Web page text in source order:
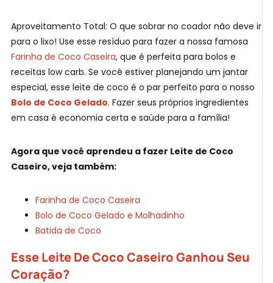
Aproveitamento Total: O que sobrar no coador não deve ir
para o lixo! Use esse resíduo para fazer a nossa famosa
Farinha de Coco Caseira, que é perfeita para bolos e
receitas low carb. Se você estiver planejando um jantar
especial, esse leite de coco é o par perfeito para o nosso
Bolo de Coco Gelado. Fazer seus próprios ingredientes
em casa é economia certa e saúde para a família!
Agora que você aprendeu a fazer Leite de Coco
Caseiro, veja também:
Farinha de Coco Caseira
Bolo de Coco Gelado e Molhadinho
Batida de Coco
Esse Leite De Coco Caseiro Ganhou Seu
Coração?